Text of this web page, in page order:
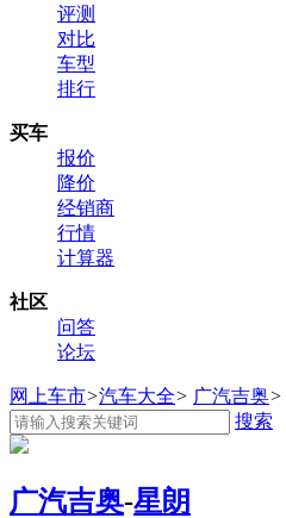
评测
对比
车型
排行
买车
报价
降价
经销商
行情
计算器
社区
问答
论坛
网上车市>汽车大全> 广汽吉奥>
搜索
广汽吉奥-星朗